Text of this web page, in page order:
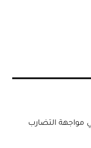
مواجهة التضارب